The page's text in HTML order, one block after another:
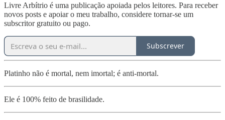
Livre Arbítrio é uma publicação apoiada pelos leitores. Para receber
novos posts e apoiar o meu trabalho, considere tornar-se um
subscritor gratuito ou pago.
Subscrever
Platinho não é mortal, nem imortal; é anti-mortal.
Ele é 100% feito de brasilidade.